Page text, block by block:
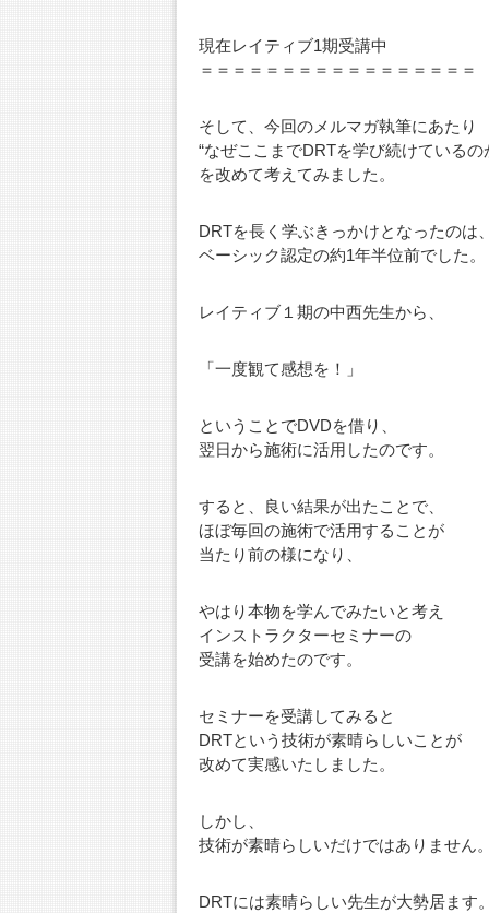
現在レイティブ1期受講中
＝＝＝＝＝＝＝＝＝＝＝＝＝＝＝＝＝
そして、今回のメルマガ執筆にあたり
“なぜここまでDRTを学び続けているの
を改めて考えてみました。
DRTを長く学ぶきっかけとなったのは、
ベーシック認定の約1年半位前でした。
レイティブ１期の中西先生から、
「一度観て感想を！」
ということでDVDを借り、
翌日から施術に活用したのです。
すると、良い結果が出たことで、
ほぼ毎回の施術で活用することが
当たり前の様になり、
やはり本物を学んでみたいと考え
インストラクターセミナーの
受講を始めたのです。
セミナーを受講してみると
DRTという技術が素晴らしいことが
改めて実感いたしました。
しかし、
技術が素晴らしいだけではありません。
DRTには素晴らしい先生が大勢居ます。